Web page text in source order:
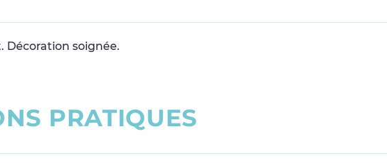
soignée.
NS PRATIQUES